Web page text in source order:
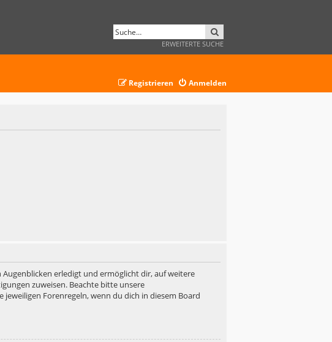
ERWEITERTE SUCHE
Anmelden
Registrieren
erledigt und ermöglicht dir, auf weitere
zuweisen. Beachte bitte unsere
Forenregeln, wenn du dich in diesem Board